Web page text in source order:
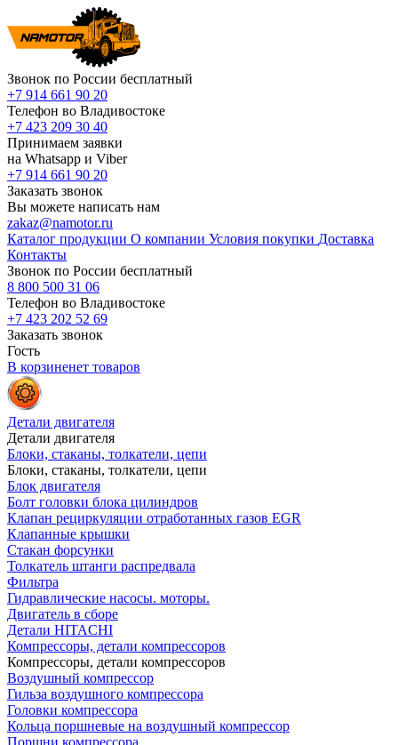
Звонок по России бесплатный
+7 914 661 90 20
Телефон во Владивостоке
+7 423 209 30 40
Принимаем заявки
на Whatsapp и Viber
+7 914 661 90 20
Заказать звонок
Вы можете написать нам
zakaz@namotor.ru
Каталог продукции О компании Условия покупки Доставка
Контакты
Звонок по России бесплатный
8 800 500 31 06
Телефон во Владивостоке
+7 423 202 52 69
Заказать звонок
Гость
В корзиненет товаров
Детали двигателя
Детали двигателя
Блоки, стаканы, толкатели, цепи
Блоки, стаканы, толкатели, цепи
Блок двигателя
Болт головки блока цилиндров
Клапан рециркуляции отработанных газов EGR
Клапанные крышки
Стакан форсунки
Толкатель штанги распредвала
Фильтра
Гидравлические насосы. моторы.
Двигатель в сборе
Детали HITACHI
Компрессоры, детали компрессоров
Компрессоры, детали компрессоров
Воздушный компрессор
Гильза воздушного компрессора
Головки компрессора
Кольца поршневые на воздушный компрессор
Поршни компрессора